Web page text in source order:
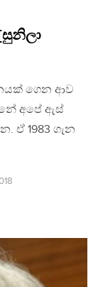
ගෙන ආව
අපේ ඇස්
ඒ 1983 ගැන